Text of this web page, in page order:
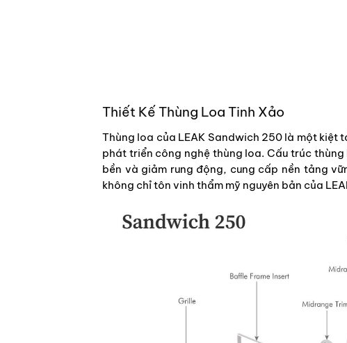
Thiết Kế Thùng Loa Tinh Xảo
Thùng loa của LEAK Sandwich 250 là một kiệt
phát triển công nghệ thùng loa. Cấu trúc
bền và giảm rung động, cung cấp nền tảng
không chỉ tôn vinh thẩm mỹ nguyên bản của